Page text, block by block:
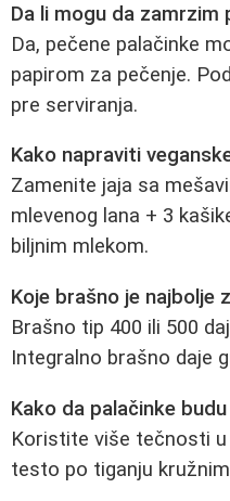
Da li mogu da zamrzim
Da, pečene palačinke
papirom za pečenje.
pre serviranja.
Kako napraviti
Zamenite jaja sa
mlevenog lana + 3
biljnim mlekom.
Koje brašno je najbolje
Brašno tip 400 ili 500
Integralno brašno daje
Kako da palačinke
Koristite više tečnosti
testo po tiganju